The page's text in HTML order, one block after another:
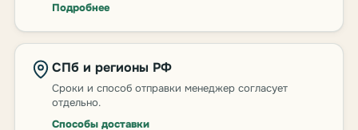
Подробнее
СПб и регионы РФ
Сроки и способ отправки менеджер согласует
отдельно.
Способы доставки